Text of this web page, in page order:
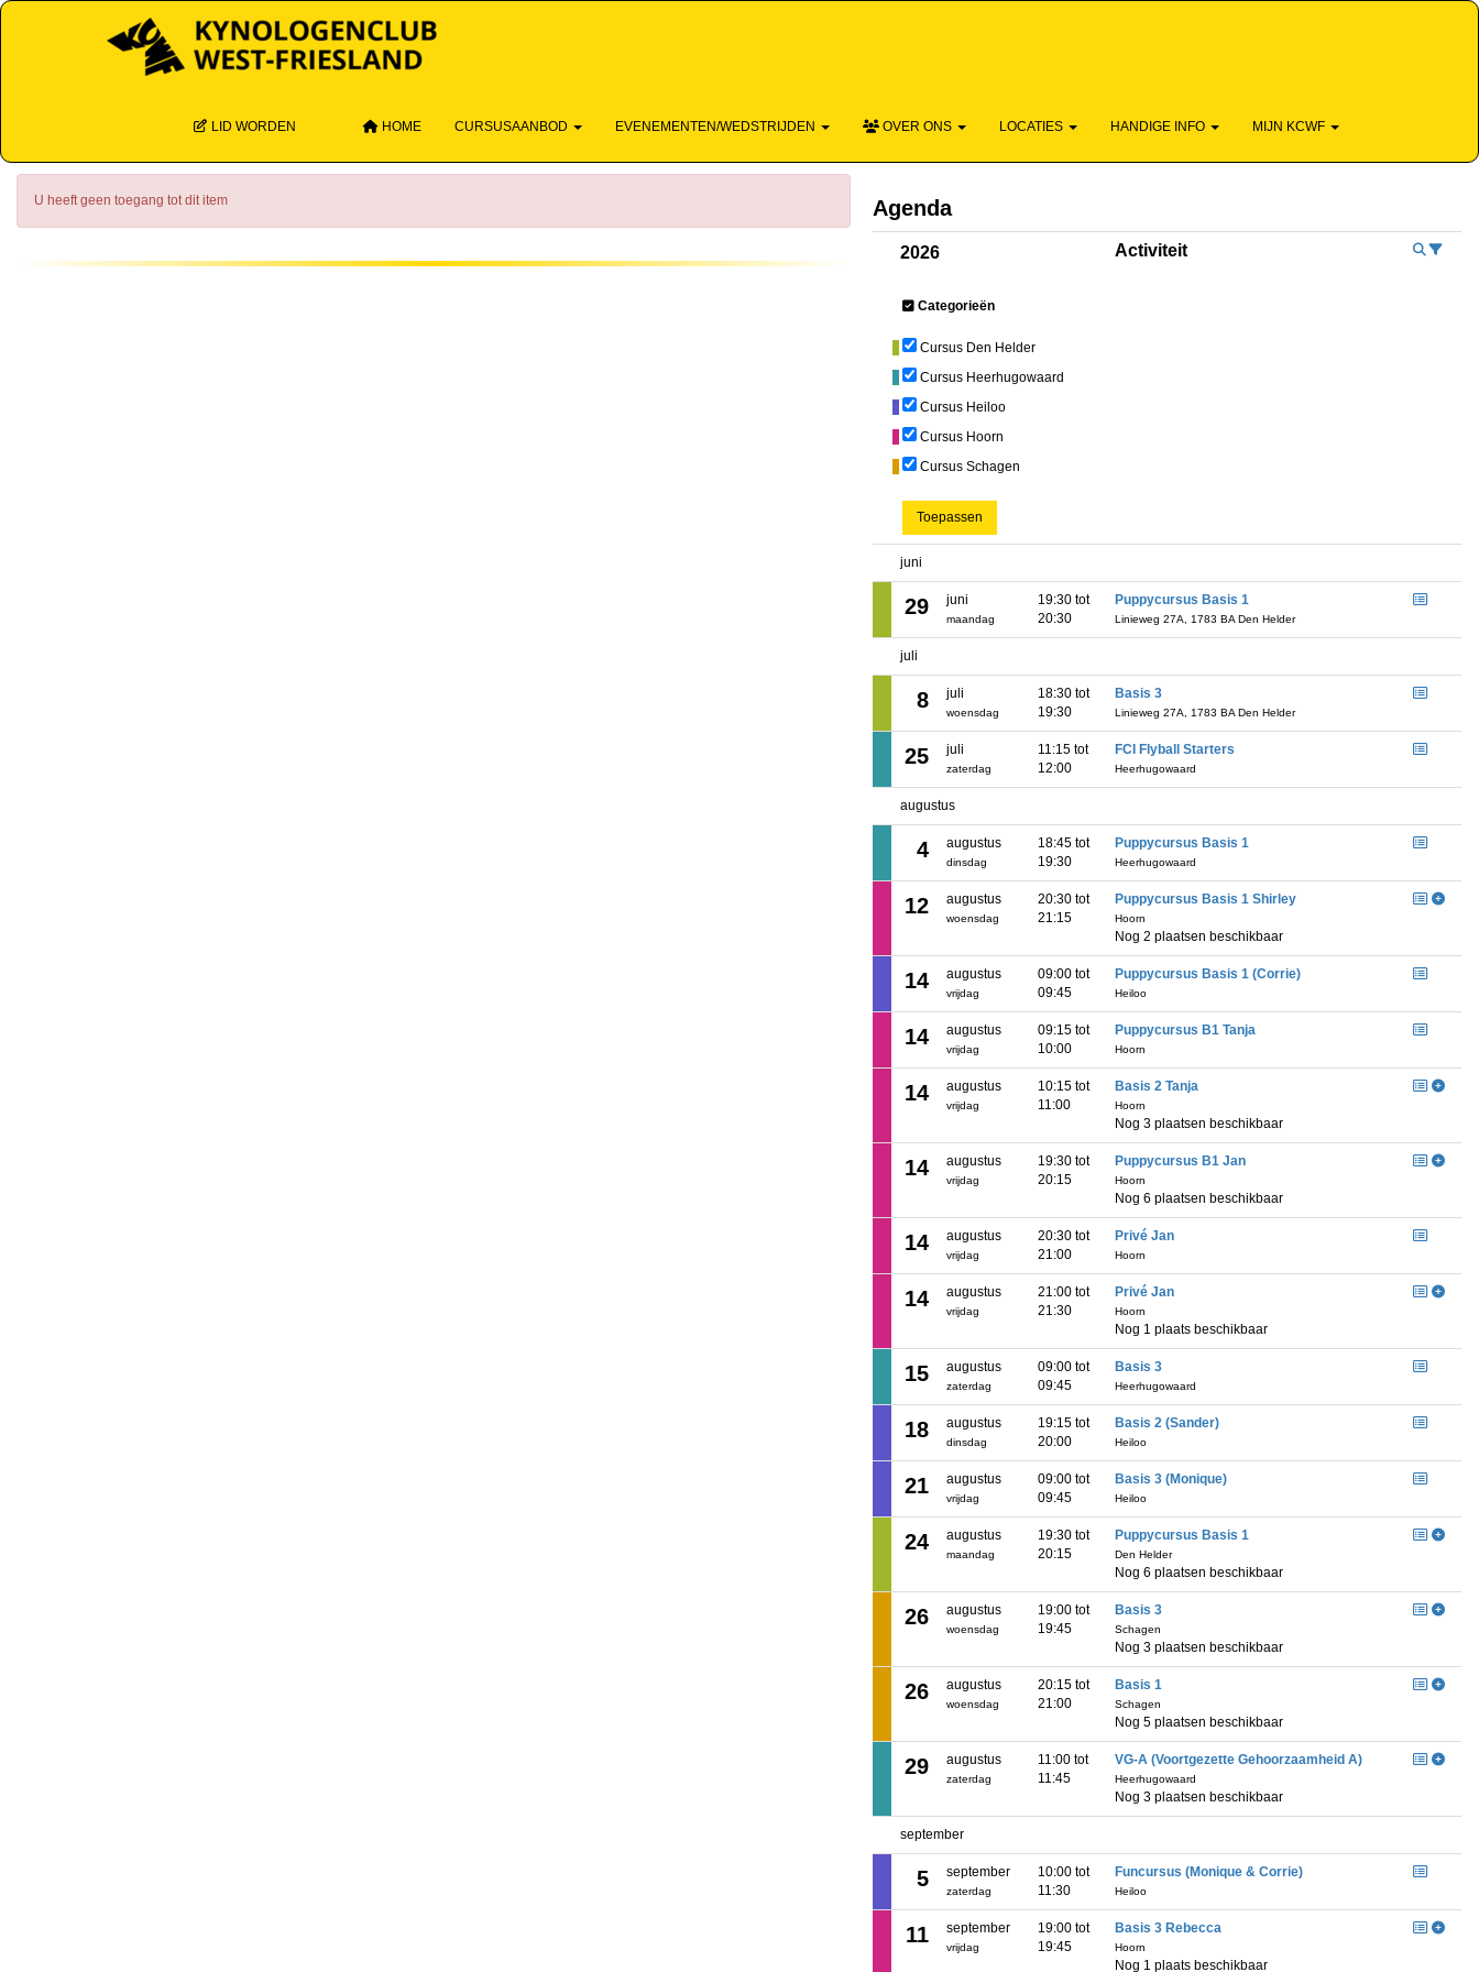
LID WORDEN HOME CURSUSAANBOD EVENEMENTEN/WEDSTRIJDEN OVER ONS LOCATIES HANDIGE INFO MIJN KCWF
U heeft geen toegang tot dit item Agenda
2026 Activiteit
Categorieën
Cursus Den Helder
Cursus Heerhugowaard
Cursus Heiloo
Cursus Hoorn
Cursus Schagen
Toepassen
juni
29 juni
maandag
19:30 tot
20:30
Puppycursus Basis 1
Linieweg 27A, 1783 BA Den Helder
juli
8 juli
woensdag
18:30 tot
19:30
Basis 3
Linieweg 27A, 1783 BA Den Helder
25 juli
zaterdag
11:15 tot
12:00
FCI Flyball Starters
Heerhugowaard
augustus
4 augustus
dinsdag
18:45 tot
19:30
Puppycursus Basis 1
Heerhugowaard
12 augustus
woensdag
20:30 tot
21:15
Puppycursus Basis 1 Shirley
Hoorn
Nog 2 plaatsen beschikbaar
14 augustus
vrijdag
09:00 tot
09:45
Puppycursus Basis 1 (Corrie)
Heiloo
14 augustus
vrijdag
09:15 tot
10:00
Puppycursus B1 Tanja
Hoorn
14 augustus
vrijdag
10:15 tot
11:00
Basis 2 Tanja
Hoorn
Nog 3 plaatsen beschikbaar
14 augustus
vrijdag
19:30 tot
20:15
Puppycursus B1 Jan
Hoorn
Nog 6 plaatsen beschikbaar
14 augustus
vrijdag
20:30 tot
21:00
Privé Jan
Hoorn
14 augustus
vrijdag
21:00 tot
21:30
Privé Jan
Hoorn
Nog 1 plaats beschikbaar
15 augustus
zaterdag
09:00 tot
09:45
Basis 3
Heerhugowaard
18 augustus
dinsdag
19:15 tot
20:00
Basis 2 (Sander)
Heiloo
21 augustus
vrijdag
09:00 tot
09:45
Basis 3 (Monique)
Heiloo
24 augustus
maandag
19:30 tot
20:15
Puppycursus Basis 1
Den Helder
Nog 6 plaatsen beschikbaar
26 augustus
woensdag
19:00 tot
19:45
Basis 3
Schagen
Nog 3 plaatsen beschikbaar
26 augustus
woensdag
20:15 tot
21:00
Basis 1
Schagen
Nog 5 plaatsen beschikbaar
29 augustus
zaterdag
11:00 tot
11:45
VG-A (Voortgezette Gehoorzaamheid A)
Heerhugowaard
Nog 3 plaatsen beschikbaar
september
5 september
zaterdag
10:00 tot
11:30
Funcursus (Monique & Corrie)
Heiloo
11 september
vrijdag
19:00 tot
19:45
Basis 3 Rebecca
Hoorn
Nog 1 plaats beschikbaar